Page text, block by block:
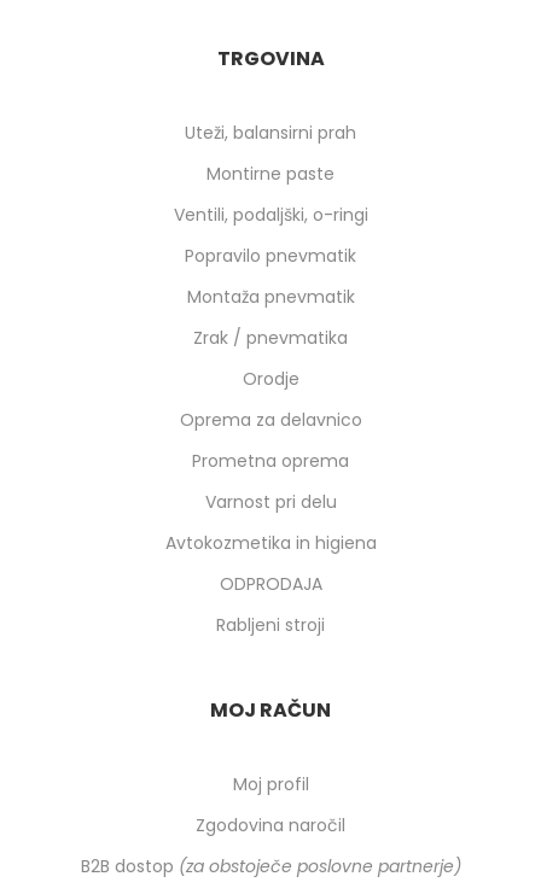
TRGOVINA
Uteži, balansirni prah
Montirne paste
Ventili, podaljški, o-ringi
Popravilo pnevmatik
Montaža pnevmatik
Zrak / pnevmatika
Orodje
Oprema za delavnico
Prometna oprema
Varnost pri delu
Avtokozmetika in higiena
ODPRODAJA
Rabljeni stroji
MOJ RAČUN
Moj profil
Zgodovina naročil
B2B dostop (za obstoječe poslovne partnerje)